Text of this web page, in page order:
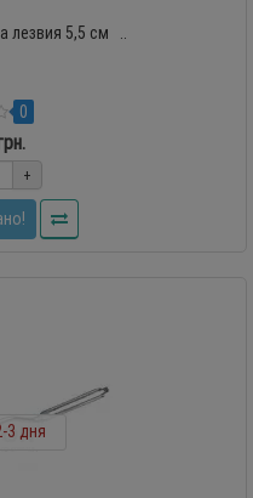
лезвия 5,5 см ..
0
+
3 дня